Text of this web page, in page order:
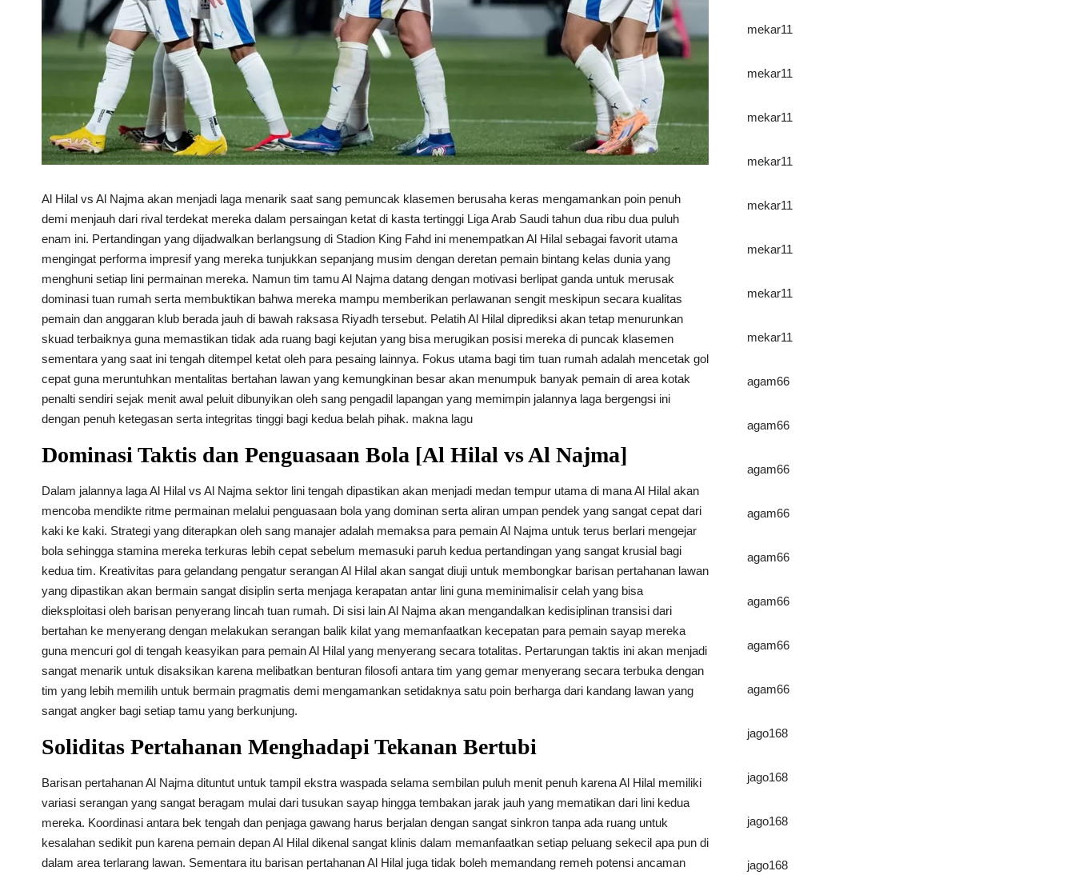
Al Hilal vs Al Najma akan menjadi laga menarik saat sang pemuncak klasemen berusaha keras mengamankan poin penuh
demi menjauh dari rival terdekat mereka dalam persaingan ketat di kasta tertinggi Liga Arab Saudi tahun dua ribu dua puluh
enam ini. Pertandingan yang dijadwalkan berlangsung di Stadion King Fahd ini menempatkan Al Hilal sebagai favorit utama
mengingat performa impresif yang mereka tunjukkan sepanjang musim dengan deretan pemain bintang kelas dunia yang
menghuni setiap lini permainan mereka. Namun tim tamu Al Najma datang dengan motivasi berlipat ganda untuk merusak
dominasi tuan rumah serta membuktikan bahwa mereka mampu memberikan perlawanan sengit meskipun secara kualitas
pemain dan anggaran klub berada jauh di bawah raksasa Riyadh tersebut. Pelatih Al Hilal diprediksi akan tetap menurunkan
skuad terbaiknya guna memastikan tidak ada ruang bagi kejutan yang bisa merugikan posisi mereka di puncak klasemen
sementara yang saat ini tengah ditempel ketat oleh para pesaing lainnya. Fokus utama bagi tim tuan rumah adalah mencetak gol
cepat guna meruntuhkan mentalitas bertahan lawan yang kemungkinan besar akan menumpuk banyak pemain di area kotak
penalti sendiri sejak menit awal peluit dibunyikan oleh sang pengadil lapangan yang memimpin jalannya laga bergengsi ini
dengan penuh ketegasan serta integritas tinggi bagi kedua belah pihak. makna lagu
Dominasi Taktis dan Penguasaan Bola [Al Hilal vs Al Najma]
Dalam jalannya laga Al Hilal vs Al Najma sektor lini tengah dipastikan akan menjadi medan tempur utama di mana Al Hilal akan
mencoba mendikte ritme permainan melalui penguasaan bola yang dominan serta aliran umpan pendek yang sangat cepat dari
kaki ke kaki. Strategi yang diterapkan oleh sang manajer adalah memaksa para pemain Al Najma untuk terus berlari mengejar
bola sehingga stamina mereka terkuras lebih cepat sebelum memasuki paruh kedua pertandingan yang sangat krusial bagi
kedua tim. Kreativitas para gelandang pengatur serangan Al Hilal akan sangat diuji untuk membongkar barisan pertahanan lawan
yang dipastikan akan bermain sangat disiplin serta menjaga kerapatan antar lini guna meminimalisir celah yang bisa
dieksploitasi oleh barisan penyerang lincah tuan rumah. Di sisi lain Al Najma akan mengandalkan kedisiplinan transisi dari
bertahan ke menyerang dengan melakukan serangan balik kilat yang memanfaatkan kecepatan para pemain sayap mereka
guna mencuri gol di tengah keasyikan para pemain Al Hilal yang menyerang secara totalitas. Pertarungan taktis ini akan menjadi
sangat menarik untuk disaksikan karena melibatkan benturan filosofi antara tim yang gemar menyerang secara terbuka dengan
tim yang lebih memilih untuk bermain pragmatis demi mengamankan setidaknya satu poin berharga dari kandang lawan yang
sangat angker bagi setiap tamu yang berkunjung.
Soliditas Pertahanan Menghadapi Tekanan Bertubi
Barisan pertahanan Al Najma dituntut untuk tampil ekstra waspada selama sembilan puluh menit penuh karena Al Hilal memiliki
variasi serangan yang sangat beragam mulai dari tusukan sayap hingga tembakan jarak jauh yang mematikan dari lini kedua
mereka. Koordinasi antara bek tengah dan penjaga gawang harus berjalan dengan sangat sinkron tanpa ada ruang untuk
kesalahan sedikit pun karena pemain depan Al Hilal dikenal sangat klinis dalam memanfaatkan setiap peluang sekecil apa pun di
dalam area terlarang lawan. Sementara itu barisan pertahanan Al Hilal juga tidak boleh memandang remeh potensi ancaman
mekar11
mekar11
mekar11
mekar11
mekar11
mekar11
mekar11
mekar11
agam66
agam66
agam66
agam66
agam66
agam66
agam66
agam66
jago168
jago168
jago168
jago168